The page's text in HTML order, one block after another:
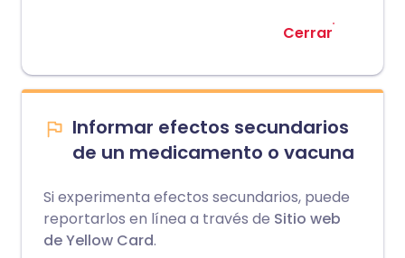
Cerrar
Informar efectos secundarios
de un medicamento o vacuna
Si experimenta efectos secundarios, puede
reportarlos en línea a través de Sitio web
de Yellow Card.